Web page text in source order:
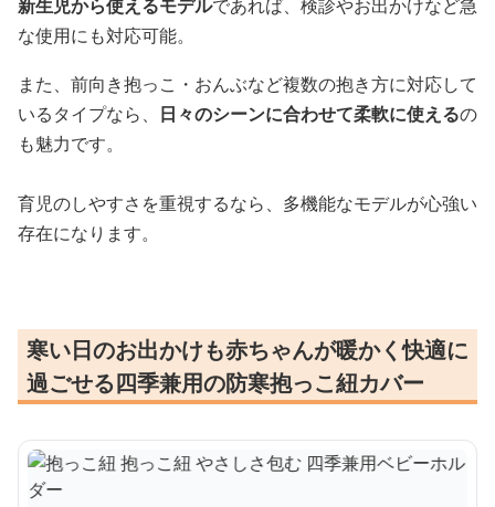
新生児から使えるモデルであれば、検診やお出かけなど急
な使用にも対応可能。
また、前向き抱っこ・おんぶなど複数の抱き方に対応して
いるタイプなら、 日々のシーンに合わせて柔軟に使えるの
も魅力です。
育児のしやすさを重視するなら、多機能なモデルが心強い
存在になります。
寒い日のお出かけも赤ちゃんが暖かく快適に
過ごせる四季兼用の防寒抱っこ紐カバー